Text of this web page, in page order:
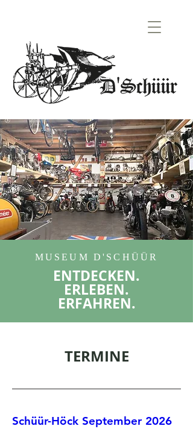
MUSEUM D'SCHÜÜR
ENTDECKEN.
ERLEBEN.
ERFAHREN.
TERMINE
Schüür-Höck September 2026